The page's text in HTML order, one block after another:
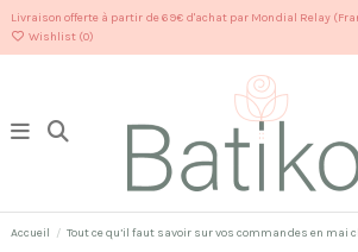
Livraison offerte à partir de 69€ d'achat par Mondial Relay
Wishlist (0)
Accueil Tout ce qu’il faut savoir sur vos commandes en mai